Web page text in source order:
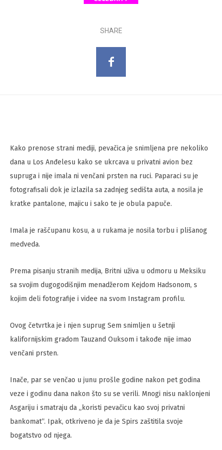
SHARE
Kako prenose strani mediji, pevačica je snimljena pre nekoliko
dana u Los Anđelesu kako se ukrcava u privatni avion bez
supruga i nije imala ni venčani prsten na ruci. Paparaci su je
fotografisali dok je izlazila sa zadnjeg sedišta auta, a nosila je
kratke pantalone, majicu i sako te je obula papuče.
Imala je raščupanu kosu, a u rukama je nosila torbu i plišanog
medveda.
Prema pisanju stranih medija, Britni uživa u odmoru u Meksiku
sa svojim dugogodišnjim menadžerom Kejdom Hadsonom, s
kojim deli fotografije i videe na svom Instagram profilu.
Ovog četvrtka je i njen suprug Sem snimljen u šetnji
kalifornijskim gradom Tauzand Ouksom i takođe nije imao
venčani prsten.
Inače, par se venčao u junu prošle godine nakon pet godina
veze i godinu dana nakon što su se verili. Mnogi nisu naklonjeni
Asgariju i smatraju da „koristi pevačicu kao svoj privatni
bankomat“. Ipak, otkriveno je da je Spirs zaštitila svoje
bogatstvo od njega.